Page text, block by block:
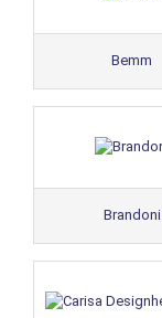
Bemm
Brandoni